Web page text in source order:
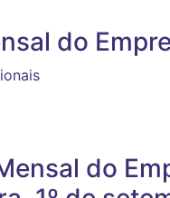
do
do